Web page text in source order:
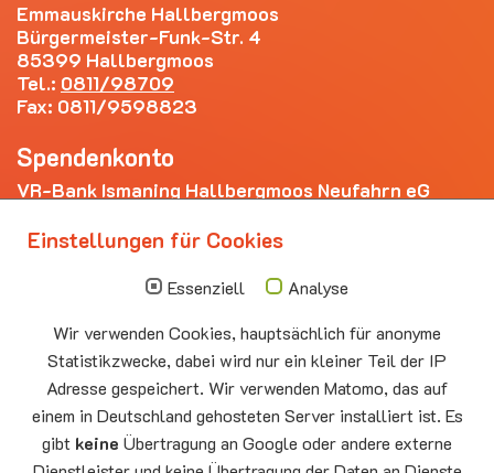
Emmauskirche Hallbergmoos
Bürgermeister-Funk-Str. 4
85399 Hallbergmoos
Tel.: 0811/98709
Fax: 0811/9598823
Spendenkonto
VR-Bank Ismaning Hallbergmoos Neufahrn eG
Die nächsten Termine
10.00 - 11.00
Auferstehungskirche Neufahrn
Montag
15.00 - 17.00
10.08
Senioren-Spieletreff Neufahrn
Auferstehungskirche Neufahrn
Einstellungen für Cookies
Essenziell
Analyse
Wir verwenden Cookies, hauptsächlich für anonyme
Statistikzwecke, dabei wird nur ein kleiner Teil der IP
Adresse gespeichert. Wir verwenden Matomo, das auf
einem in Deutschland gehosteten Server installiert ist. Es
gibt keine Übertragung an Google oder andere externe